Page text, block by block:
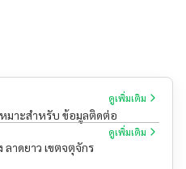
ดูเพิ่มเติม
หมาะสำหรับ ข้อมูลติดต่อ
ดูเพิ่มเติม
ลาดยาว เขตจตุจักร